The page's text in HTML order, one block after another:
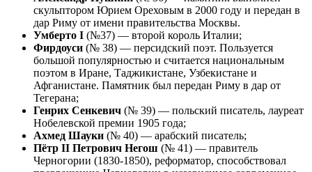
скульптором Юрием Ореховым в 2000 году и передан в
дар Риму от имени правительства Москвы.
Умберто I (№37) — второй король Италии;
Фирдоуси (№ 38) — персидский поэт. Пользуется
большой популярностью и считается национальным
поэтом в Иране, Таджикистане, Узбекистане и
Афганистане. Памятник был передан Риму в дар от
Тегерана;
Генрих Сенкевич (№ 39) — польский писатель, лауреат
Нобелевской премии 1905 года;
Ахмед Шауки (№ 40) — арабский писатель;
Пётр II Петрович Негош (№ 41) — правитель
Черногории (1830-1850), реформатор, способствовал